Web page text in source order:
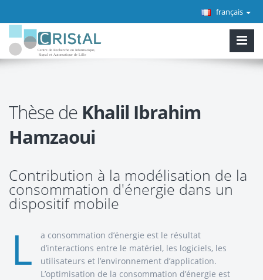
français
Thèse de Khalil Ibrahim
Hamzaoui
Contribution à la modélisation de la
consommation d'énergie dans un
dispositif mobile
L
a consommation d’énergie est le résultat
d’interactions entre le matériel, les logiciels, les
utilisateurs et l’environnement d’application.
L’optimisation de la consommation d’énergie est